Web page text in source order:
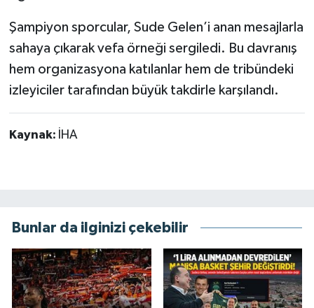
Şampiyon sporcular, Sude Gelen’i anan mesajlarla
sahaya çıkarak vefa örneği sergiledi. Bu davranış
hem organizasyona katılanlar hem de tribündeki
izleyiciler tarafından büyük takdirle karşılandı.
Kaynak: İHA
Bunlar da ilginizi çekebilir